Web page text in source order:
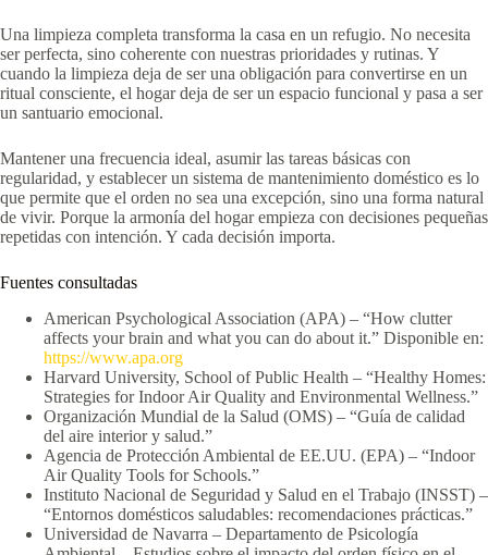
Una limpieza completa transforma la casa en un refugio. No necesita
ser perfecta, sino coherente con nuestras prioridades y rutinas. Y
cuando la limpieza deja de ser una obligación para convertirse en un
ritual consciente, el hogar deja de ser un espacio funcional y pasa a ser
un santuario emocional.
Mantener una frecuencia ideal, asumir las tareas básicas con
regularidad, y establecer un sistema de mantenimiento doméstico es lo
que permite que el orden no sea una excepción, sino una forma natural
de vivir. Porque la armonía del hogar empieza con decisiones pequeñas
repetidas con intención. Y cada decisión importa.
Fuentes consultadas
American Psychological Association (APA) – “How clutter
affects your brain and what you can do about it.” Disponible en:
https://www.apa.org
Harvard University, School of Public Health – “Healthy Homes:
Strategies for Indoor Air Quality and Environmental Wellness.”
Organización Mundial de la Salud (OMS) – “Guía de calidad
del aire interior y salud.”
Agencia de Protección Ambiental de EE.UU. (EPA) – “Indoor
Air Quality Tools for Schools.”
Instituto Nacional de Seguridad y Salud en el Trabajo (INSST) –
“Entornos domésticos saludables: recomendaciones prácticas.”
Universidad de Navarra – Departamento de Psicología